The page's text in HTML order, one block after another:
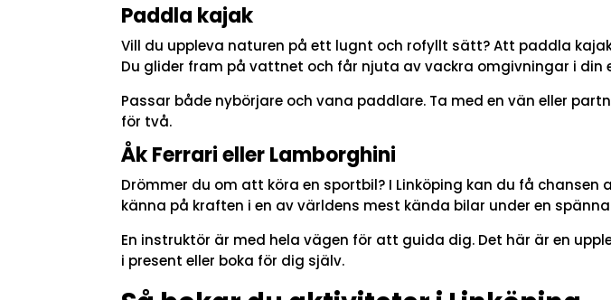
Paddla kajak
Vill du uppleva naturen på ett lugnt och rofyllt sätt? Att paddla
Du glider fram på vattnet och får njuta av vackra omgivningar i din
Passar både nybörjare och vana paddlare. Ta med en vän eller
för två.
Åk Ferrari eller Lamborghini
Drömmer du om att köra en sportbil? I Linköping kan du få
känna på kraften i en av världens mest kända bilar under en
En instruktör är med hela vägen för att guida dig. Det här är en
i present eller boka för dig själv.